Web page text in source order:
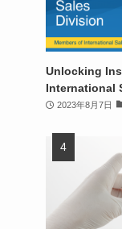
Unlocking
International
2023年8月7日